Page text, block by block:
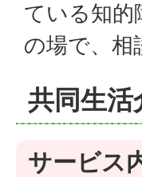
ている知的
の場で、相
共同生活
サービス